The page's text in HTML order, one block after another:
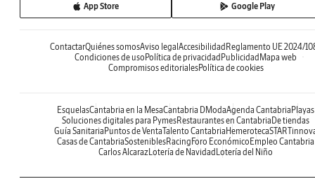
App Store Google Play
ContactarQuiénes somosAviso legalAccesibilidadReglamento UE 2024/
Condiciones de usoPolítica de privacidadPublicidadMapa web
Compromisos editorialesPolítica de cookies
EsquelasCantabria en la MesaCantabria DModaAgenda CantabriaPlayas
Soluciones digitales para PymesRestaurantes en CantabriaDe tiendas
Guía SanitariaPuntos de VentaTalento CantabriaHemeroteca
Casas de CantabriaSosteniblesRacingForo EconómicoEmpleo Cantabria
Carlos AlcarazLotería de NavidadLotería del Niño